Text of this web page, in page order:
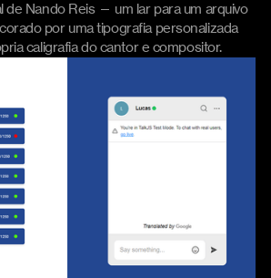
de Nando Reis — um lar para um arquivo
por uma tipografia personalizada
caligrafia do cantor e compositor.